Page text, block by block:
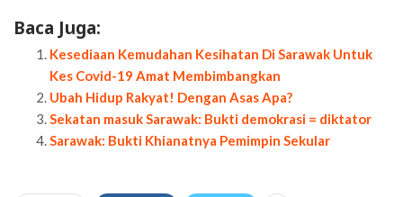
Baca Juga:
Kesediaan Kemudahan Kesihatan Di Sarawak Untuk
Kes Covid-19 Amat Membimbangkan
Ubah Hidup Rakyat! Dengan Asas Apa?
Sekatan masuk Sarawak: Bukti demokrasi = diktator
Sarawak: Bukti Khianatnya Pemimpin Sekular